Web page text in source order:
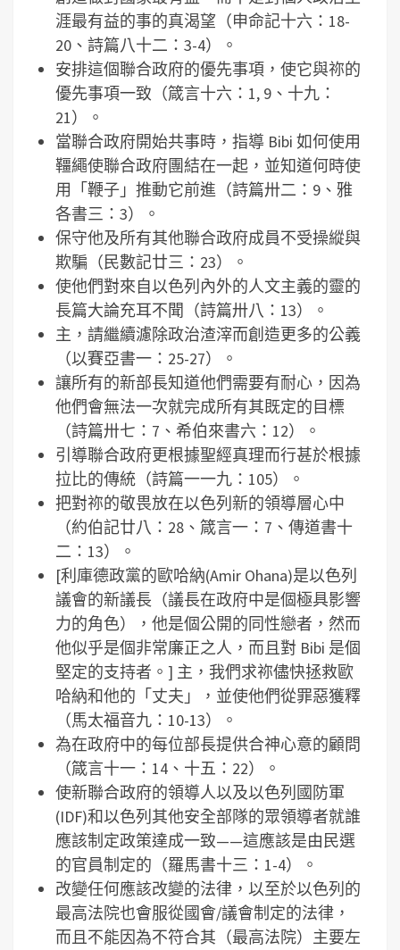
涯最有益的事的真渴望（申命記十六：18-
20、詩篇八十二：3-4）。
安排這個聯合政府的優先事項，使它與祢的
優先事項一致（箴言十六：1, 9、十九：
21）。
當聯合政府開始共事時，指導 Bibi 如何使用
韁繩使聯合政府團結在一起，並知道何時使
用「鞭子」推動它前進（詩篇卅二：9、雅
各書三：3）。
保守他及所有其他聯合政府成員不受操縱與
欺騙（民數記廿三：23）。
使他們對來自以色列內外的人文主義的靈的
長篇大論充耳不聞（詩篇卅八：13）。
主，請繼續濾除政治渣滓而創造更多的公義
（以賽亞書一：25-27）。
讓所有的新部長知道他們需要有耐心，因為
他們會無法一次就完成所有其既定的目標
（詩篇卅七：7、希伯來書六：12）。
引導聯合政府更根據聖經真理而行甚於根據
拉比的傳統（詩篇一一九：105）。
把對祢的敬畏放在以色列新的領導層心中
（約伯記廿八：28、箴言一：7、傳道書十
二：13）。
[利庫德政黨的歐哈納(Amir Ohana)是以色列
議會的新議長（議長在政府中是個極具影響
力的角色），他是個公開的同性戀者，然而
他似乎是個非常廉正之人，而且對 Bibi 是個
堅定的支持者。] 主，我們求祢儘快拯救歐
哈納和他的「丈夫」，並使他們從罪惡獲釋
（馬太福音九：10-13）。
為在政府中的每位部長提供合神心意的顧問
（箴言十一：14、十五：22）。
使新聯合政府的領導人以及以色列國防軍
(IDF)和以色列其他安全部隊的眾領導者就誰
應該制定政策達成一致——這應該是由民選
的官員制定的（羅馬書十三：1-4）。
改變任何應該改變的法律，以至於以色列的
最高法院也會服從國會/議會制定的法律，
而且不能因為不符合其（最高法院）主要左